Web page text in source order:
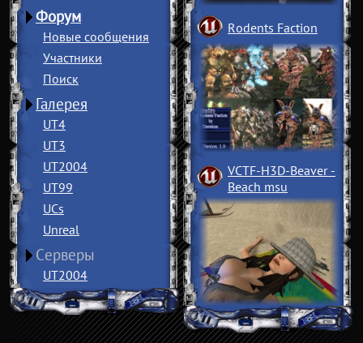
Форум
Новые сообщения
Участники
Поиск
Галерея
UT4
UT3
UT2004
UT99
UCs
Unreal
Серверы
UT2004
Rodents Faction
VCTF-H3D-Beaver ­
Beach msu